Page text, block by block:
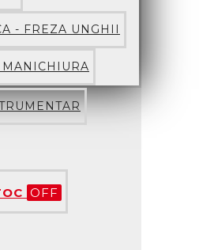
- FREZA UNGHII
OFF